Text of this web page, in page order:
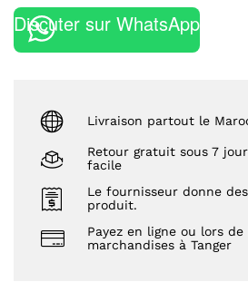
Discuter sur WhatsApp
Livraison partout le
Retour gratuit sous 7
facile
Le fournisseur donne
produit.
Payez en ligne ou lors
marchandises à Tanger